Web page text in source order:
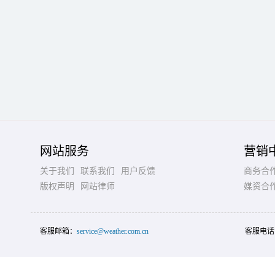
网站服务
关于我们 联系我们
用户反馈
版权声明
网站律师
营销
商务合
媒资合
客服邮箱： service@weather.com.cn 客服电